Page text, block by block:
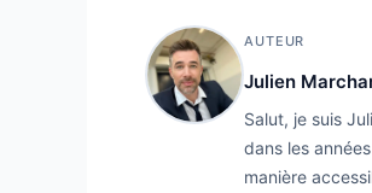
AUTEUR
Julien
Salut, je suis
dans les
manière